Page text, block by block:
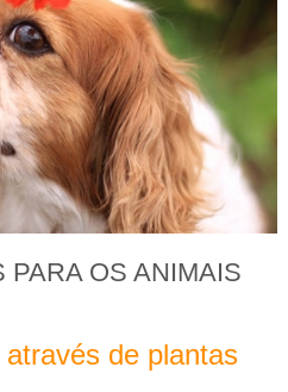
PARA OS ANIMAIS
de plantas